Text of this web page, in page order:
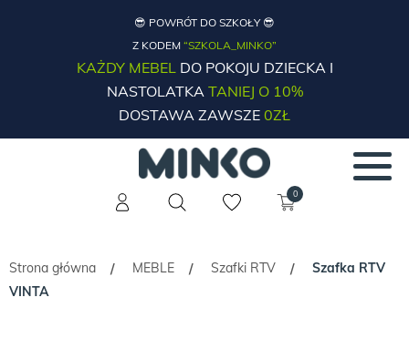
😎 POWRÓT DO SZKOŁY 😎
Z KODEM “SZKOLA_MINKO”
KAŻDY MEBELDO POKOJU DZIECKA I
NASTOLATKATANIEJ O 10%
DOSTAWA ZAWSZE 0ZŁ
0
Strona główna / MEBLE / Szafki RTV /
Szafka RTV
VINTA